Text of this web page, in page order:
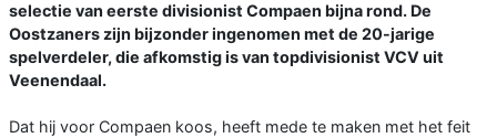
selectie van eerste divisionist Compaen bijna rond. De
Oostzaners zijn bijzonder ingenomen met de 20-jarige
spelverdeler, die afkomstig is van topdivisionist VCV uit
Veenendaal.
Dat hij voor Compaen koos, heeft mede te maken met het feit